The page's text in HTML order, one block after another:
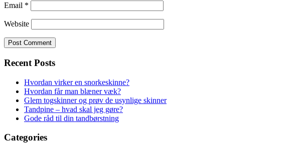
Email *
Website
Recent Posts
Hvordan virker en snorkeskinne?
Hvordan får man blæner væk?
Glem togskinner og prøv de usynlige skinner
Tandpine – hvad skal jeg gøre?
Gode råd til din tandbørstning
Categories